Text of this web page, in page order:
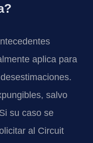
aplica para
salvo
su caso se
al Circuit